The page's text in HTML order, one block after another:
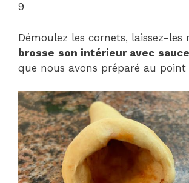
9
Démoulez les cornets, laissez-les
brosse son intérieur avec
que nous avons préparé au point